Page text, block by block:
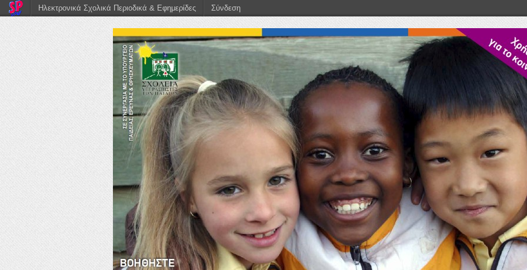
Ηλεκτρονικά Σχολικά Περιοδικά & Εφημερίδες Σύνδεση